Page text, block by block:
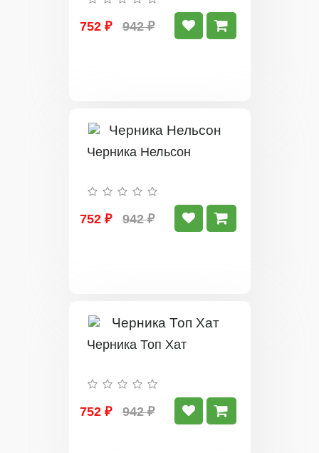
752 ₽ 942 ₽
Черника Нельсон
752 ₽ 942 ₽
Черника Топ Хат
752 ₽ 942 ₽